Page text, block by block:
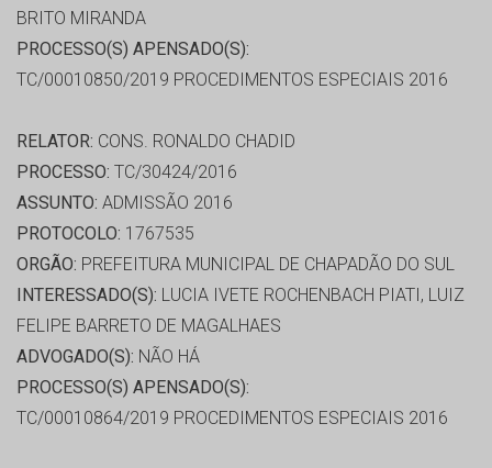
BRITO MIRANDA
PROCESSO(S) APENSADO(S):
TC/00010850/2019 PROCEDIMENTOS ESPECIAIS 2016
RELATOR: CONS. RONALDO CHADID
PROCESSO: TC/30424/2016
ASSUNTO: ADMISSÃO 2016
PROTOCOLO: 1767535
ORGÃO: PREFEITURA MUNICIPAL DE CHAPADÃO DO SUL
INTERESSADO(S): LUCIA IVETE ROCHENBACH PIATI, LUIZ
FELIPE BARRETO DE MAGALHAES
ADVOGADO(S): NÃO HÁ
PROCESSO(S) APENSADO(S):
TC/00010864/2019 PROCEDIMENTOS ESPECIAIS 2016